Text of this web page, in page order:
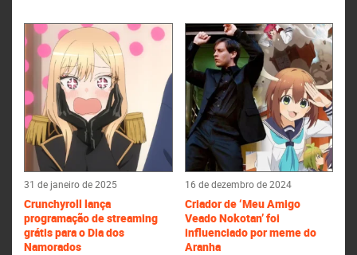
31 de janeiro de 2025
Crunchyroll lança
programação de streaming
grátis para o Dia dos
Namorados
16 de dezembro de 2024
Criador de ‘Meu Amigo
Veado Nokotan’ foi
influenciado por meme do
Aranha